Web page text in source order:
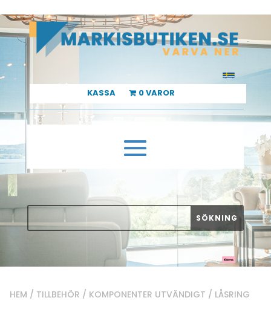
KASSA 0 VAROR
HEM / TILLBEHÖR / KOMPONENTER UTVÄNDIGT / LÅSRING